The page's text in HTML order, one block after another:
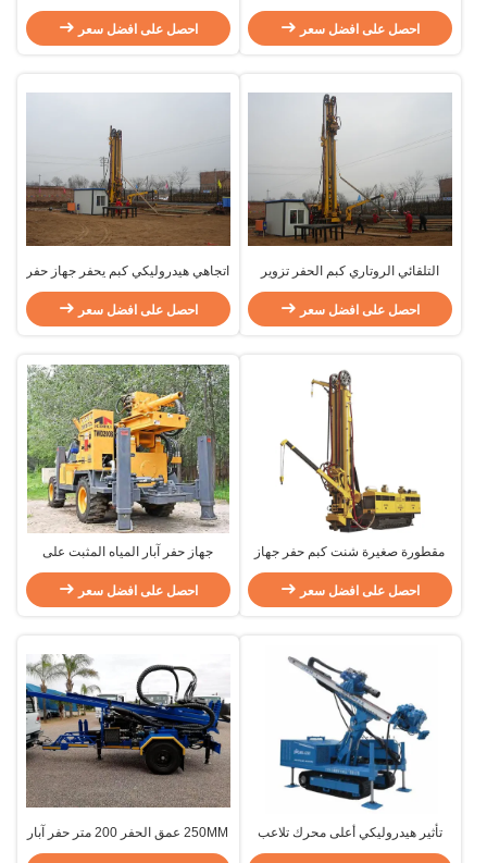
احصل على افضل سعر
هيدرولي رافعة / طين مضخة لحفارة
احصل على افضل سعر
التلقائي الروتاري كبم الحفر تزوير
مد-750 مع محرك الديزل قوة 275kw
احصل على افضل سعر
اتجاهي هيدروليكي كبم يحفر جهاز حفر
/ تعدين يحفر جهاز حفر، أداء عال
احصل على افضل سعر
مقطورة صغيرة شنت كبم حفر جهاز
الحفر / الحفر الأساسية تزوير
للاستكشاف
احصل على افضل سعر
جهاز حفر آبار المياه المثبت على
المقطورة DTH Air & MUD 200m
احصل على افضل سعر
تأثير هيدروليكي أعلى محرك تلاعب
النفط مرساة الحفر جهاز الحفر عمق
250MM عمق الحفر 200 متر حفر آبار
المياه مع شهادة CE